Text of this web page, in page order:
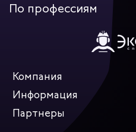
По профессиям
Компания
Информация
Партнеры